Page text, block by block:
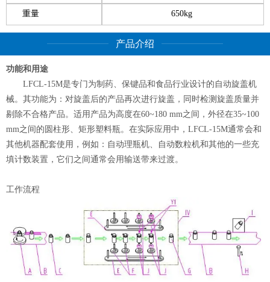
重量 650kg
产品介绍
功能和用途
LFCL-15M是专门为制药、保键品和食品行业设计的自动旋盖机
械。其功能为：对旋盖后的产品再次进行旋盖，同时检测旋盖质量并
剔除不合格产品。适用产品为高度在60~180 mm之间，外径在35~100
mm之间的圆柱形、矩形塑料瓶。在实际应用中，LFCL-15M通常会和
其他机器配套使用，例如：自动理瓶机、自动数粒机和其他的一些充
填计数装置，它们之间通常会用输送带来过渡。
工作流程